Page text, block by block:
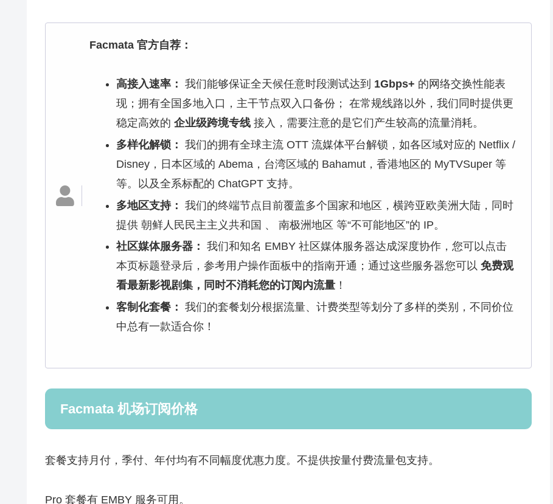
Facmata 官方自荐：
高接入速率： 我们能够保证全天候任意时段测试达到 1Gbps+ 的网络交换性能表
现；拥有全国多地入口，主干节点双入口备份； 在常规线路以外，我们同时提供更
稳定高效的 企业级跨境专线接入，需要注意的是它们产生较高的流量消耗。
多样化解锁： 我们的拥有全球主流 OTT 流媒体平台解锁，如各区域对应的 Netflix /
Disney，日本区域的 Abema，台湾区域的 Bahamut，香港地区的 MyTVSuper 等
等。以及全系标配的 ChatGPT 支持。
多地区支持： 我们的终端节点目前覆盖多个国家和地区，横跨亚欧美洲大陆，同时
提供 朝鲜人民民主主义共和国 、 南极洲地区 等“不可能地区”的 IP。
社区媒体服务器： 我们和知名 EMBY 社区媒体服务器达成深度协作，您可以点击
本页标题登录后，参考用户操作面板中的指南开通；通过这些服务器您可以 免费观
看最新影视剧集，同时不消耗您的订阅内流量！
客制化套餐： 我们的套餐划分根据流量、计费类型等划分了多样的类别，不同价位
中总有一款适合你！
Facmata 机场订阅价格
套餐支持月付，季付、年付均有不同幅度优惠力度。不提供按量付费流量包支持。
Pro 套餐有 EMBY 服务可用。